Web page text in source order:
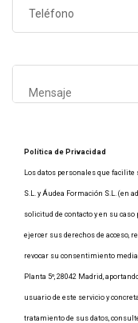
Política de Privacidad
Los datos personales que
S.L. y Áudea Formación S.L. (en
solicitud de contacto y en su
ejercer sus derechos de acceso,
revocar su consentimiento
Planta 5º, 28042 Madrid,
usuario de este servicio y
tratamiento de sus datos,